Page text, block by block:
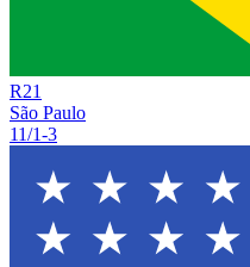
R21
São Paulo
11/1-3